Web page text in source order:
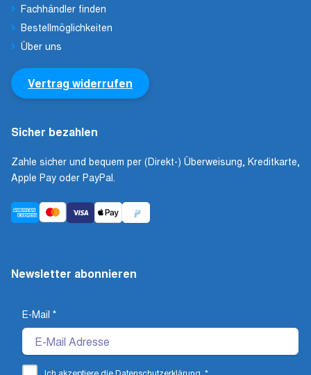
Fachhändler finden
Bestellmöglichkeiten
Über uns
Vertrag widerrufen
Sicher bezahlen
Zahle sicher und bequem per (Direkt-) Überweisung, Kreditkarte,
Apple Pay oder PayPal.
Newsletter abonnieren
E-Mail *
Ich akzeptiere dieDatenschutzerklärung *